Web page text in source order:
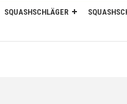
SQUASHSCHLÄGER